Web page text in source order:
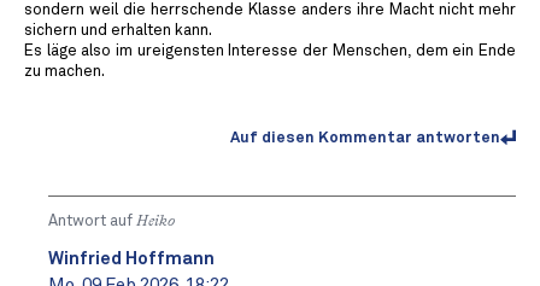
sondern weil die herrschende Klasse anders ihre Macht nicht mehr
sichern und erhalten kann.
Es läge also im ureigensten Interesse der Menschen, dem ein Ende
zu machen.
Auf diesen Kommentar antworten
Antwort auf Heiko
Winfried Hoffmann